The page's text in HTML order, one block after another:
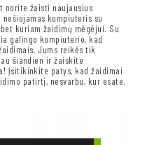
norite žaisti naujausius
nešiojamas kompiuteris su
kuriam žaidimų mėgėjui. Su
galingo kompiuterio, kad
Jums reikės tik
šiandien ir žaiskite
Įsitikinkite patys, kad žaidimai
patirtį, nesvarbu, kur esate.